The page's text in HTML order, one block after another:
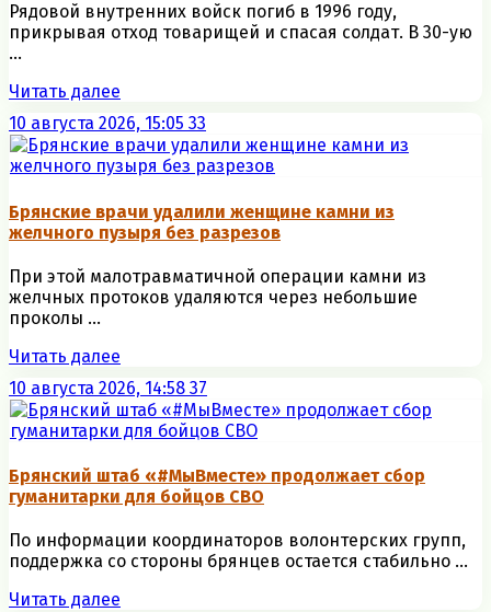
Рядовой внутренних войск погиб в 1996 году,
прикрывая отход товарищей и спасая солдат. В 30-ую
...
Читать далее
10 августа 2026, 15:05 33
Брянские врачи удалили женщине камни из
желчного пузыря без разрезов
При этой малотравматичной операции камни из
желчных протоков удаляются через небольшие
проколы ...
Читать далее
10 августа 2026, 14:58 37
Брянский штаб «#МыВместе» продолжает сбор
гуманитарки для бойцов СВО
По информации координаторов волонтерских групп,
поддержка со стороны брянцев остается стабильно ...
Читать далее